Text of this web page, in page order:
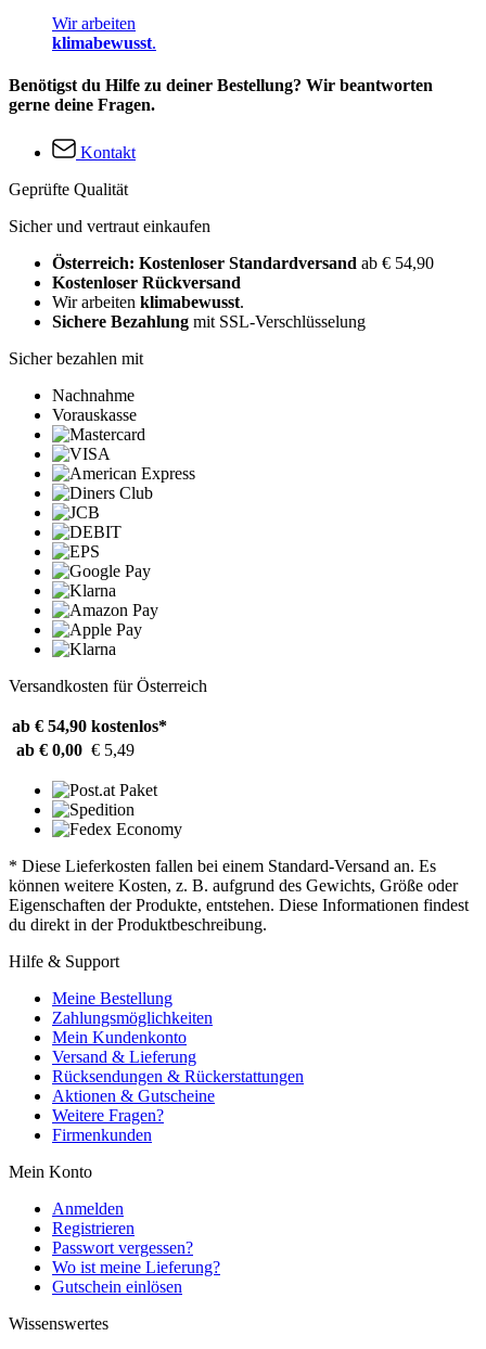
Wir arbeiten
klimabewusst.
Benötigst du Hilfe zu deiner Bestellung? Wir beantworten
gerne deine Fragen.
Kontakt
Geprüfte Qualität
Sicher und vertraut einkaufen
Österreich: Kostenloser Standardversand ab € 54,90
Kostenloser Rückversand
Wir arbeiten klimabewusst.
Sichere Bezahlung mit SSL-Verschlüsselung
Sicher bezahlen mit
Nachnahme
Vorauskasse
Versandkosten für Österreich
ab € 54,90 kostenlos*
ab € 0,00 € 5,49
* Diese Lieferkosten fallen bei einem Standard-Versand an. Es
können weitere Kosten, z. B. aufgrund des Gewichts, Größe oder
Eigenschaften der Produkte, entstehen. Diese Informationen findest
du direkt in der Produktbeschreibung.
Hilfe & Support
Meine Bestellung
Zahlungsmöglichkeiten
Mein Kundenkonto
Versand & Lieferung
Rücksendungen & Rückerstattungen
Aktionen & Gutscheine
Weitere Fragen?
Firmenkunden
Mein Konto
Anmelden
Registrieren
Passwort vergessen?
Wo ist meine Lieferung?
Gutschein einlösen
Wissenswertes